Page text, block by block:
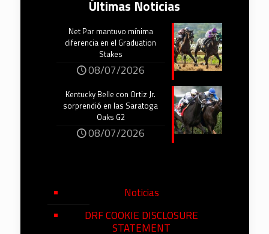
Últimas Noticias
Net Par mantuvo mínima
diferencia en el Graduation
Stakes
08/07/2026
Kentucky Belle con Ortiz Jr.
sorprendió en las Saratoga
Oaks G2
08/07/2026
Noticias
DRF COOKIE DISCLOSURE
STATEMENT